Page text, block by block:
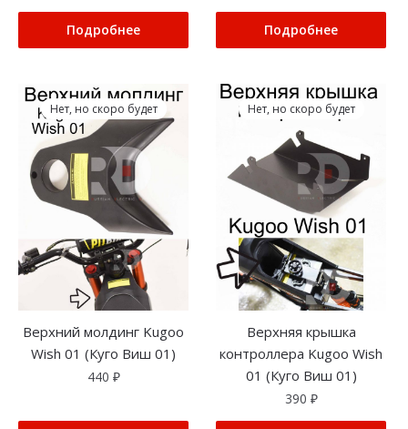
Подробнее Подробнее
Нет, но скоро будет
Верхний молдинг Kugoo
Wish 01 (Куго Виш 01)
440 ₽
Нет, но скоро будет
Верхняя крышка
контроллера Kugoo Wish
01 (Куго Виш 01)
390 ₽